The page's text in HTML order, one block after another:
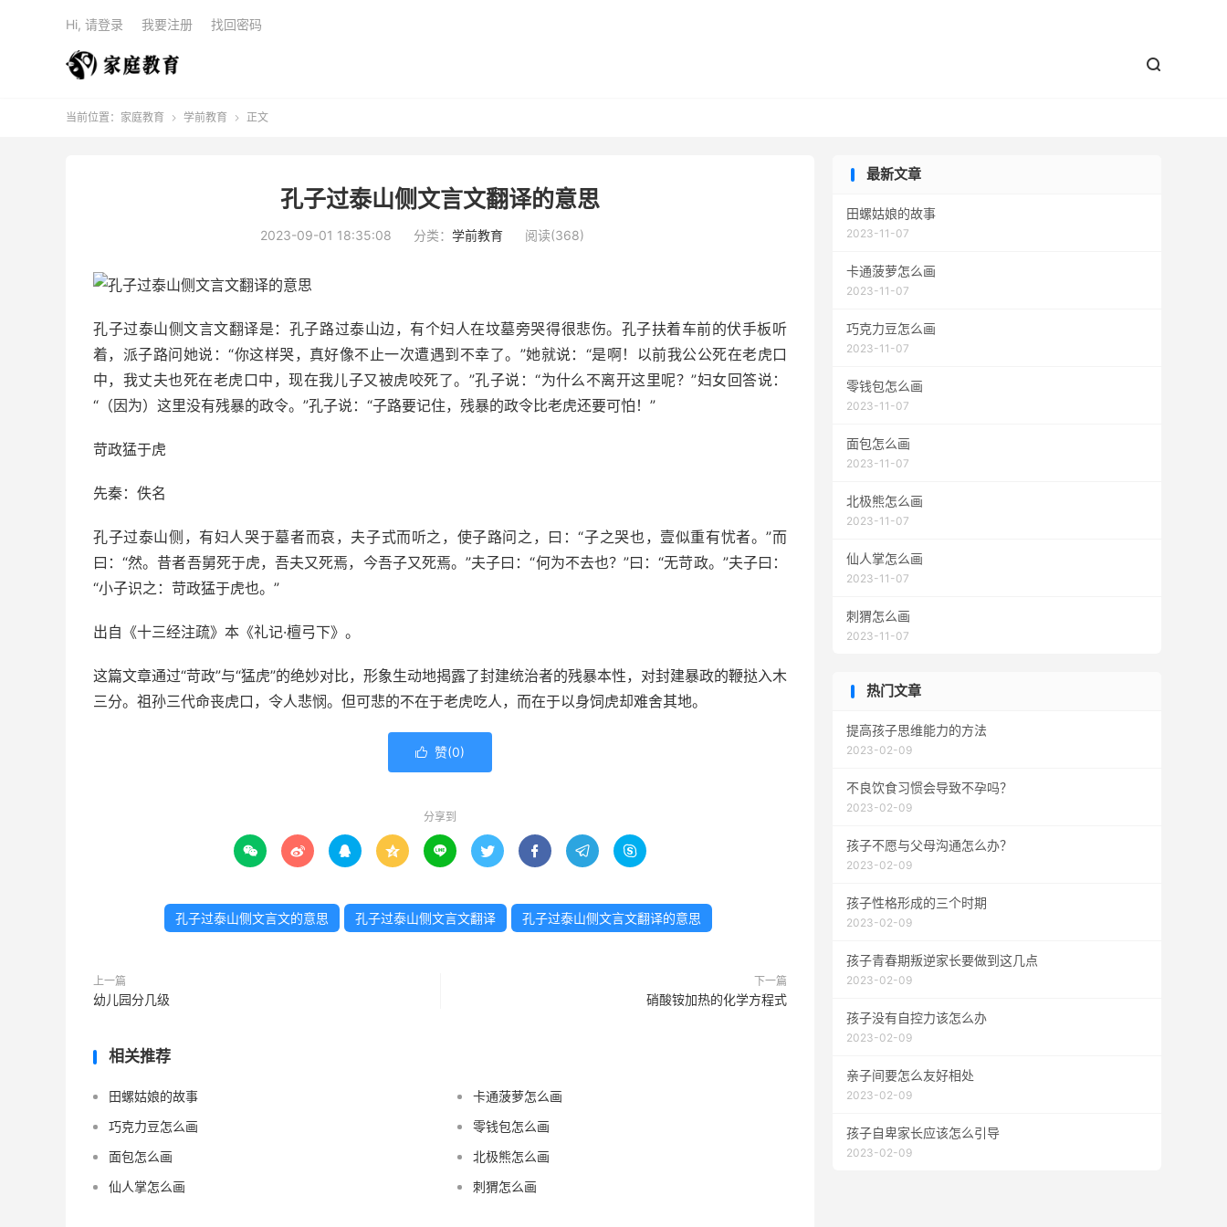

Hi, 请登录 我要注册 找回密码
当前位置： 家庭教育  学前教育  正文
孔子过泰山侧文言文翻译的意思
2023-09-01 18:35:08 分类： 学前教育 阅读(368)
孔子过泰山侧文言文翻译是：孔子路过泰山边，有个妇人在坟墓旁哭得很悲伤。孔子扶着车前的伏手板听
着，派子路问她说：“你这样哭，真好像不止一次遭遇到不幸了。”她就说：“是啊！以前我公公死在老虎口
中，我丈夫也死在老虎口中，现在我儿子又被虎咬死了。”孔子说：“为什么不离开这里呢？”妇女回答说：
“（因为）这里没有残暴的政令。”孔子说：“子路要记住，残暴的政令比老虎还要可怕！”
苛政猛于虎
先秦：佚名
孔子过泰山侧，有妇人哭于墓者而哀，夫子式而听之，使子路问之，曰：“子之哭也，壹似重有忧者。”而
曰：“然。昔者吾舅死于虎，吾夫又死焉，今吾子又死焉。”夫子曰：“何为不去也？”曰：“无苛政。”夫子曰：
“小子识之：苛政猛于虎也。”
出自《十三经注疏》本《礼记·檀弓下》。
这篇文章通过“苛政”与“猛虎”的绝妙对比，形象生动地揭露了封建统治者的残暴本性，对封建暴政的鞭挞入木
三分。祖孙三代命丧虎口，令人悲悯。但可悲的不在于老虎吃人，而在于以身饲虎却难舍其地。
 赞(0)
分享到
        
孔子过泰山侧文言文的意思 孔子过泰山侧文言文翻译 孔子过泰山侧文言文翻译的意思
上一篇
幼儿园分几级
下一篇
硝酸铵加热的化学方程式
相关推荐
田螺姑娘的故事
卡通菠萝怎么画
巧克力豆怎么画
零钱包怎么画
面包怎么画
北极熊怎么画
仙人掌怎么画
刺猬怎么画
最新文章
田螺姑娘的故事
2023-11-07
卡通菠萝怎么画
2023-11-07
巧克力豆怎么画
2023-11-07
零钱包怎么画
2023-11-07
面包怎么画
2023-11-07
北极熊怎么画
2023-11-07
仙人掌怎么画
2023-11-07
刺猬怎么画
2023-11-07
热门文章
提高孩子思维能力的方法
2023-02-09
不良饮食习惯会导致不孕吗？
2023-02-09
孩子不愿与父母沟通怎么办？
2023-02-09
孩子性格形成的三个时期
2023-02-09
孩子青春期叛逆家长要做到这几点
2023-02-09
孩子没有自控力该怎么办
2023-02-09
亲子间要怎么友好相处
2023-02-09
孩子自卑家长应该怎么引导
2023-02-09